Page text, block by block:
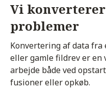
Vi konverterer
problemer
Konvertering af data fra
eller gamle fildrev er en
arbejde både ved
fusioner eller opkøb.